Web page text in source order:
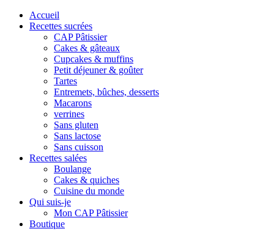
Accueil
Recettes sucrées
CAP Pâtissier
Cakes & gâteaux
Cupcakes & muffins
Petit déjeuner & goûter
Tartes
Entremets, bûches, desserts
Macarons
verrines
Sans gluten
Sans lactose
Sans cuisson
Recettes salées
Boulange
Cakes & quiches
Cuisine du monde
Qui suis-je
Mon CAP Pâtissier
Boutique